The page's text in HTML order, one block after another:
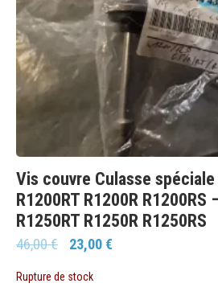
Vis couvre Culasse spéciale
R1200RT R1200R R1200RS
R1250RT R1250R R1250RS
46,00€ 23,00€
Rupture de stock